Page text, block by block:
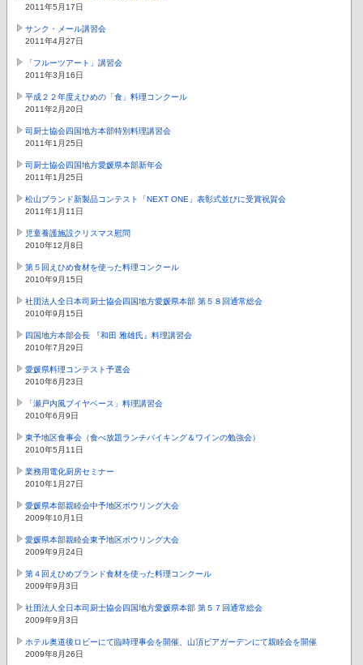
2011年5月17日
サンク・メール講習会
2011年4月27日
「フルーツアート」講習会
2011年3月16日
平成２２年度えひめの「食」料理コンクール
2011年2月20日
司厨士協会四国地方本部特別料理講習会
2011年1月25日
司厨士協会四国地方愛媛県本部新年会
2011年1月25日
松山ブランド新製品コンテスト「NEXT ONE」表彰式並びに受賞祝賀会
2011年1月11日
児童養護施設クリスマス慰問
2010年12月8日
第５回えひめ食材を使った料理コンクール
2010年9月15日
社団法人全日本司厨士協会四国地方愛媛県本部 第５８回通常総会
2010年9月15日
四国地方本部会長 『和田 雅雄氏』料理講習会
2010年7月29日
愛媛県料理コンテスト予選会
2010年6月23日
「瀬戸内風ブイヤベース」料理講習会
2010年6月9日
東予地区食事会（食べ放題ランチバイキング＆ワインの勉強会）
2010年5月11日
業務用電化厨房セミナー
2010年1月27日
愛媛県本部親睦会中予地区ボウリング大会
2009年10月1日
愛媛県本部親睦会東予地区ボウリング大会
2009年9月24日
第４回えひめブランド食材を使った料理コンクール
2009年9月3日
社団法人全日本司厨士協会四国地方愛媛県本部 第５７回通常総会
2009年9月3日
ホテル奥道後ロビーにて臨時理事会を開催、山頂ビアガーデンにて親睦会を開催
2009年8月26日